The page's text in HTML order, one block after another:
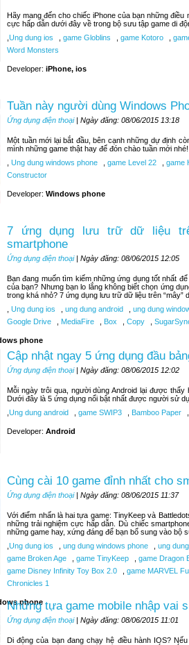
Hãy mang đến cho chiếc iPhone của bạn những
cực hấp dẫn dưới đây về trong bộ sưu tập game di
Ung dung ios game Globlins game Kotoro
Word Monsters
Developer: iPhone, ios
Tuần này người dùng Windows
Ứng dụng điện thoại| Ngày đăng: 08/06/2015 13:18
Một tuần mới lại bắt đầu, bên cạnh những dự định
mình những game thật hay để đón chào tuần mới nhé!
Ung dung windows phone game Level 22
game
Constructor
Developer: Windows phone
7 ứng dụng lưu trữ dữ liệu
smartphone
Ứng dụng điện thoại| Ngày đăng: 08/06/2015 12:05
Bạn đang muốn tìm kiếm những ứng dụng tốt nhất
của bạn? Nhưng bạn lo lắng không biết chọn ứng
trong khá nhỏ? 7 ứng dụng lưu trữ dữ liệu trên “mây”
Ung dung ios ung dung android
ung dung
Google Drive
MediaFire Box Copy
phone
Cập nhật ngay 5 ứng dụng đầu
Ứng dụng điện thoại| Ngày đăng: 08/06/2015 12:02
Mỗi ngày trôi qua, người dùng Android lại được
Dưới đây là 5 ứng dụng nổi bật nhất được người sử
Ung dung android game SWIP3 Bamboo Paper
Developer: Android
Cùng cài 10 game đỉnh nhất cho
Ứng dụng điện thoại| Ngày đăng: 08/06/2015 11:37
Với điểm nhấn là hai tựa game: TinyKeep và
những trải nghiệm cực hấp dẫn. Dù chiếc
những game hay, xứng đáng để bạn bổ sung vào bộ
Ung dung ios ung dung windows phone
ung
game Broken Age
game TinyKeep
game Dragon
game Disney Infinity Toy Box 2.0
game MARVEL
Chronicles 1
phone
Những tựa game mobile nhập vai
Ứng dụng điện thoại| Ngày đăng: 08/06/2015 11:01
Di động của bạn đang chạy hệ điều hành IOS?